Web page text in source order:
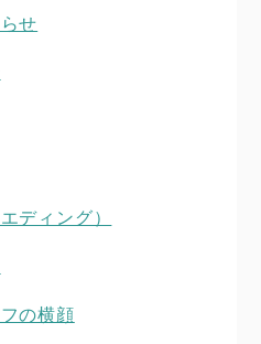
せ
ディング）
の横顔